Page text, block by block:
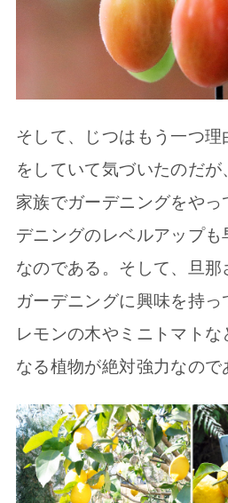
そして、じつはもう一つ
をしていて気づいたのだ
家族でガーデニングをや
デニングのレベルアップも
なのである。そして、旦那
ガーデニングに興味を持
レモンの木やミニトマト
なる植物が絶対強力なので